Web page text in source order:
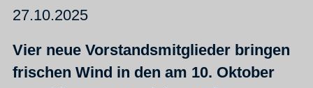
27.10.2025
Vier neue Vorstandsmitglieder bringen
frischen Wind in den am 10. Oktober